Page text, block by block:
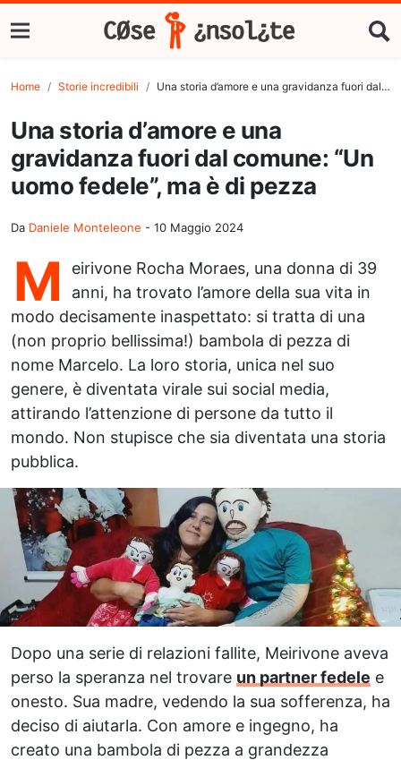
Home Storie incredibili Una storia d’amore e una gravidanza fuori dal comune: “Un uomo fedele”, ma è di pezza
Una storia d’amore e una
gravidanza fuori dal comune: “Un
uomo fedele”, ma è di pezza
Da Daniele Monteleone - 10 Maggio 2024
M
eirivone Rocha Moraes, una donna di 39
anni, ha trovato l’amore della sua vita in
modo decisamente inaspettato: si tratta di una
(non proprio bellissima!) bambola di pezza di
nome Marcelo. La loro storia, unica nel suo
genere, è diventata virale sui social media,
attirando l’attenzione di persone da tutto il
mondo. Non stupisce che sia diventata una storia
pubblica.
Dopo una serie di relazioni fallite, Meirivone aveva
perso la speranza nel trovare un partner fedele e
onesto. Sua madre, vedendo la sua sofferenza, ha
deciso di aiutarla. Con amore e ingegno, ha
creato una bambola di pezza a grandezza